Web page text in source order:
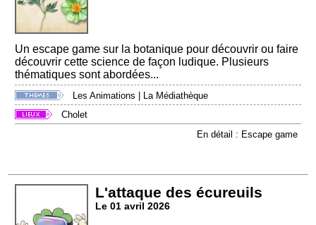
Un escape game sur la botanique pour découvrir ou faire
découvrir cette science de façon ludique. Plusieurs
thématiques sont abordées...
Les Animations
La Médiathèque
Cholet
En détail : Escape game
L'attaque des écureuils
Le 01 avril 2026